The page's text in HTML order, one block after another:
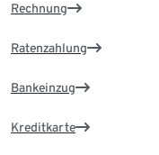
Rechnung
Ratenzahlung
Bankeinzug
Kreditkarte